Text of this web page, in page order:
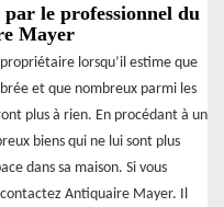
par le professionnel du
Mayer
lorsqu’il estime que
et que nombreux parmi les
plus à rien. En procédant à un
biens qui ne lui sont plus
dans sa maison. Si vous
Antiquaire Mayer. Il